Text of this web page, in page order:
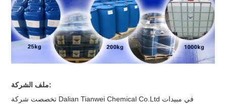
ملف الشركة:
تخصصت شركة Dalian Tianwei Chemical Co.Ltd في مبيدات